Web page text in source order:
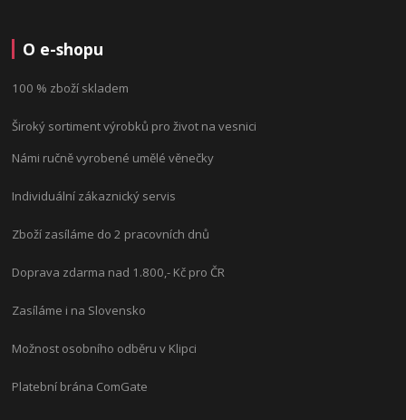
O e-shopu
100 % zboží skladem
Široký sortiment výrobků pro život na vesnici
Námi ručně vyrobené umělé věnečky
Individuální zákaznický servis
Zboží zasíláme do 2 pracovních dnů
Doprava zdarma nad 1.800,- Kč pro ČR
Zasíláme i na Slovensko
Možnost osobního odběru v Klipci
Platební brána ComGate